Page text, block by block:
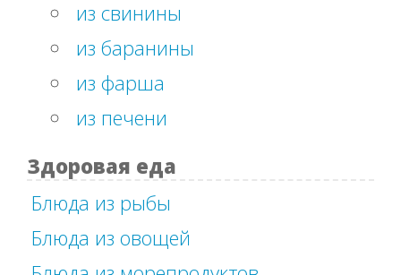
из свинины
из баранины
из фарша
из печени
Здоровая еда
Блюда из рыбы
Блюда из овощей